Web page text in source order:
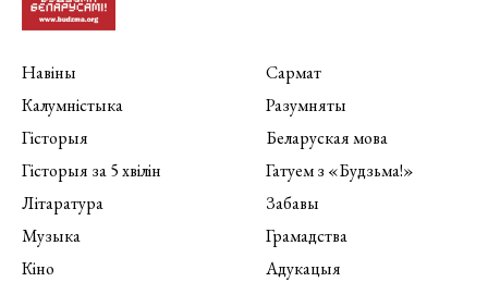
Навіны
Калумністыка
Гісторыя
Гісторыя за 5 хвілін
Літаратура
Музыка
Кіно
Сармат
Разумняты
Беларуская мова
Гатуем з «Будзьма!»
Забавы
Грамадства
Адукацыя